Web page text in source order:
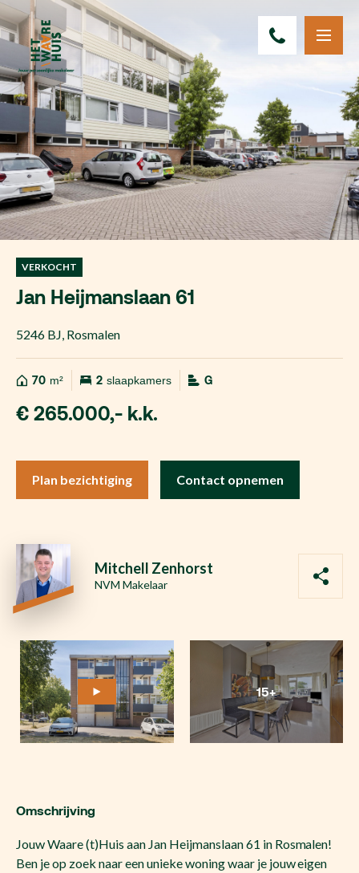
VERKOCHT
Jan Heijmanslaan 61
5246 BJ Rosmalen
70 m² 2 slaapkamers G
€ 265.000,- k.k.
Plan bezichtiging Contact opnemen
Mitchell Zenhorst
NVM Makelaar
15+
Omschrijving
Jouw Waare (t)Huis aan Jan Heijmanslaan 61 in Rosmalen!
Ben je op zoek naar een unieke woning waar je jouw eigen